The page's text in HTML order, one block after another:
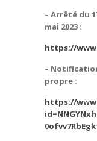
– Arrêté du
mai 2023 :
https://
–
propre :
https://